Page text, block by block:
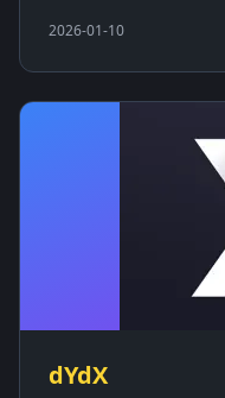
2026-01-10
dYdX